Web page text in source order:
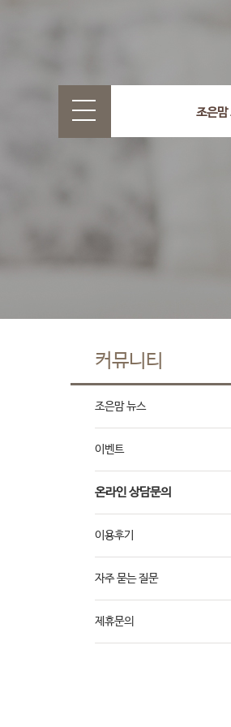
조은맘
커뮤니티
조은맘 뉴스
이벤트
온라인 상담문의
이용후기
자주 묻는 질문
제휴문의